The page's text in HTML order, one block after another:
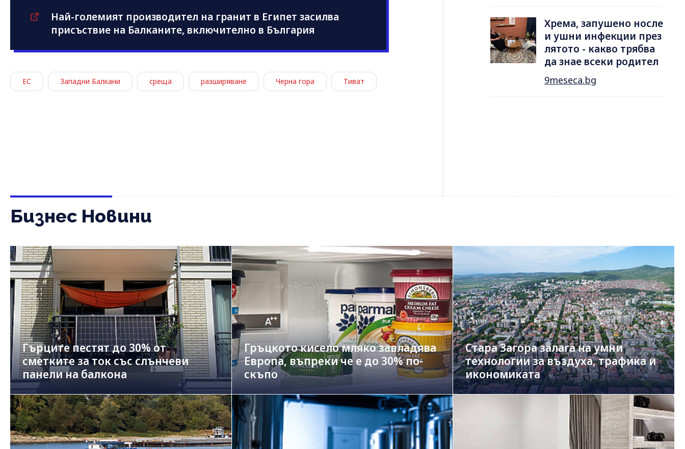
Най-големият производител на гранит в Египет засилва
присъствие на Балканите, включително в България
ЕС Западни Балкани среща разширяване Черна гора Тиват
Хрема, запушено носле
и ушни инфекции през
лятотo - какво трябва
да знае всеки родител
9meseca.bg
Бизнес Новини
Гърците пестят до 30% от
сметките за ток със слънчеви
панели на балкона
Гръцкото кисело мляко завладява
Европа, въпреки че е до 30% по-
скъпо
Стара Загора залага на умни
технологии за въздуха, трафика и
икономиката